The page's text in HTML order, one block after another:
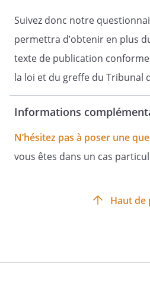
Siège social
RCS
Suivez donc notre
permettra d’obtenir en plus
texte de publication
la loi et du greffe du Tribunal
Informations
N’hésitez pas à poser une
vous êtes dans un cas
Haut de